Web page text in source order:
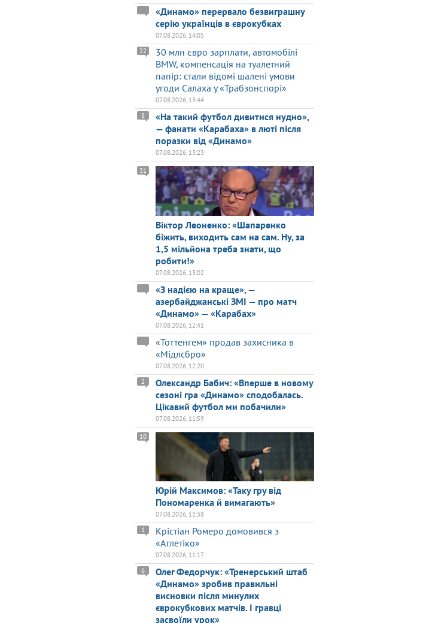
«Динамо» перервало безвиграшну
серію українців в єврокубках
07.08.2026, 14:05
30 млн євро зарплати, автомобілі
BMW, компенсація на туалетний
папір: стали відомі шалені умови
угоди Салаха у «Трабзонспорі»
22
07.08.2026, 13:44
«На такий футбол дивитися нудно»,
— фанати «Карабаха» в люті після
поразки від «Динамо»
8
07.08.2026, 13:23
Віктор Леоненко: «Шапаренко
біжить, виходить сам на сам. Ну, за
1,5 мільйона треба знати, що
робити!»
31
07.08.2026, 13:02
«З надією на краще», —
азербайджанські ЗМІ — про матч
«Динамо» — «Карабах»
07.08.2026, 12:41
«Тоттенгем» продав захисника в
«Мідлсбро»
07.08.2026, 12:20
Олександр Бабич: «Вперше в новому
сезоні гра «Динамо» сподобалась.
Цікавий футбол ми побачили»
2
07.08.2026, 11:59
Юрій Максимов: «Таку гру від
Пономаренка й вимагають»
10
07.08.2026, 11:38
Крістіан Ромеро домовився з
«Атлетіко»
1
07.08.2026, 11:17
Олег Федорчук: «Тренерський штаб
«Динамо» зробив правильні
висновки після минулих
єврокубкових матчів. І гравці
засвоїли урок»
6